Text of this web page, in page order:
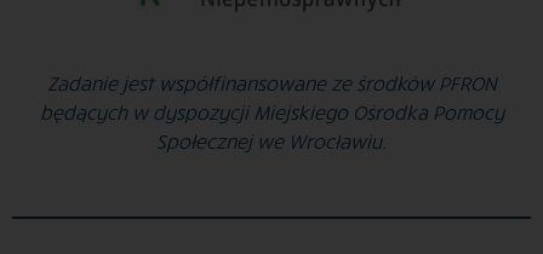
Zadanie jest współfinansowane ze środków PFRON
będących w dyspozycji Miejskiego Ośrodka Pomocy
Społecznej we Wrocławiu.